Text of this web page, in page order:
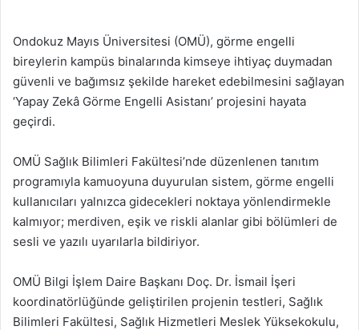
Ondokuz Mayıs Üniversitesi (OMÜ), görme engelli
bireylerin kampüs binalarında kimseye ihtiyaç duymadan
güvenli ve bağımsız şekilde hareket edebilmesini sağlayan
‘Yapay Zekâ Görme Engelli Asistanı’ projesini hayata
geçirdi.
OMÜ Sağlık Bilimleri Fakültesi’nde düzenlenen tanıtım
programıyla kamuoyuna duyurulan sistem, görme engelli
kullanıcıları yalnızca gidecekleri noktaya yönlendirmekle
kalmıyor; merdiven, eşik ve riskli alanlar gibi bölümleri de
sesli ve yazılı uyarılarla bildiriyor.
OMÜ Bilgi İşlem Daire Başkanı Doç. Dr. İsmail İşeri
koordinatörlüğünde geliştirilen projenin testleri, Sağlık
Bilimleri Fakültesi, Sağlık Hizmetleri Meslek Yüksekokulu,